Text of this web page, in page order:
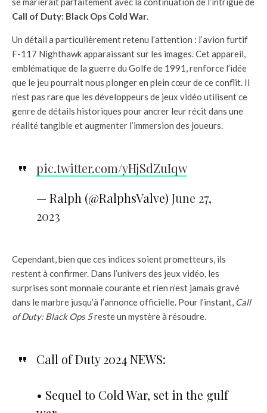
Call of Duty: Black Ops Cold War.
Un détail a particulièrement retenu l’attention : l’avion furtif
F-117 Nighthawk apparaissant sur les images. Cet appareil,
emblématique de la guerre du Golfe de 1991, renforce l’idée
que le jeu pourrait nous plonger en plein cœur de ce conflit. Il
n’est pas rare que les développeurs de jeux vidéo utilisent ce
genre de détails historiques pour ancrer leur récit dans une
réalité tangible et augmenter l’immersion des joueurs.
pic.twitter.com/yHjSdZuIqw
— Ralph (@RalphsValve) June 27,
2023
Cependant, bien que ces indices soient prometteurs, ils
restent à confirmer. Dans l’univers des jeux vidéo, les
surprises sont monnaie courante et rien n’est jamais gravé
dans le marbre jusqu’à l’annonce officielle. Pour l’instant, Call
of Duty: Black Ops 5reste un mystère à résoudre.
Call of Duty 2024 NEWS:
• Sequel to Cold War, set in the gulf